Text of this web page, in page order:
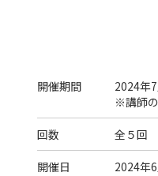
開催期間 2024年
※講師
回数 全５回
開催日 2024年